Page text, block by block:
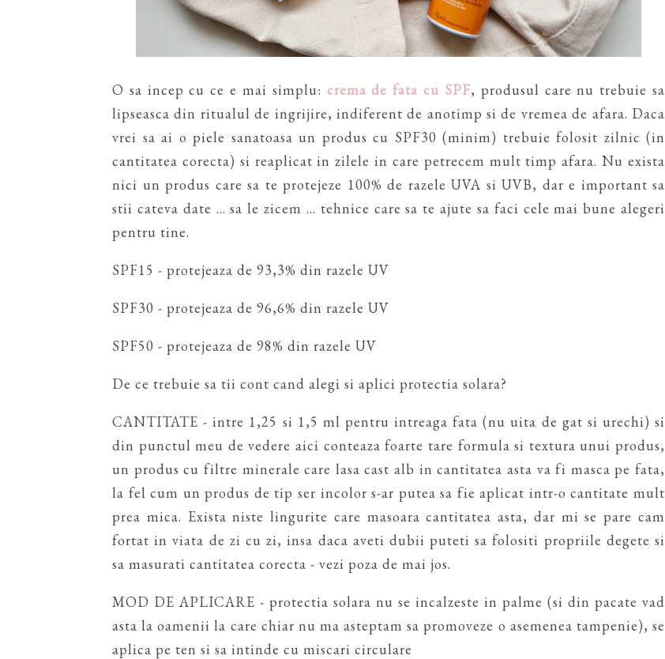
O sa incep cu ce e mai simplu: crema de fata cu SPF, produsul care nu trebuie sa
lipseasca din ritualul de ingrijire, indiferent de anotimp si de vremea de afara. Daca
vrei sa ai o piele sanatoasa un produs cu SPF30 (minim) trebuie folosit zilnic (in
cantitatea corecta) si reaplicat in zilele in care petrecem mult timp afara. Nu exista
nici un produs care sa te protejeze 100% de razele UVA si UVB, dar e important sa
stii cateva date ... sa le zicem ... tehnice care sa te ajute sa faci cele mai bune alegeri
pentru tine.
SPF15 - protejeaza de 93,3% din razele UV
SPF30 - protejeaza de 96,6% din razele UV
SPF50 - protejeaza de 98% din razele UV
De ce trebuie sa tii cont cand alegi si aplici protectia solara?
CANTITATE - intre 1,25 si 1,5 ml pentru intreaga fata (nu uita de gat si urechi) si
din punctul meu de vedere aici conteaza foarte tare formula si textura unui produs,
un produs cu filtre minerale care lasa cast alb in cantitatea asta va fi masca pe fata,
la fel cum un produs de tip ser incolor s-ar putea sa fie aplicat intr-o cantitate mult
prea mica. Exista niste lingurite care masoara cantitatea asta, dar mi se pare cam
fortat in viata de zi cu zi, insa daca aveti dubii puteti sa folositi propriile degete si
sa masurati cantitatea corecta - vezi poza de mai jos.
MOD DE APLICARE - protectia solara nu se incalzeste in palme (si din pacate vad
asta la oamenii la care chiar nu ma asteptam sa promoveze o asemenea tampenie), se
aplica pe ten si sa intinde cu miscari circulare